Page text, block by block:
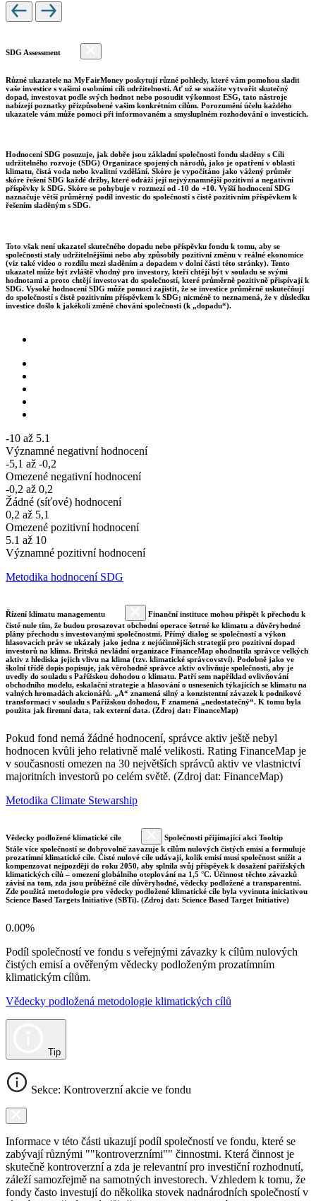
SDG Assessment
Různé ukazatele na MyFairMoney poskytují různé pohledy, které vám pomohou sladit
vaše investice s vašimi osobními cíli udržitelnosti. Ať už se snažíte vytvořit skutečný
dopad, investovat podle svých hodnot nebo posoudit výkonnost ESG, tato nástroje
nabízejí poznatky přizpůsobené vašim konkrétním cílům. Porozumění účelu každého
ukazatele vám může pomoci při informovaném a smysluplném rozhodování o investicích.
Hodnocení SDG posuzuje, jak dobře jsou základní společnosti fondu sladěny s Cíli
udržitelného rozvoje (SDG) Organizace spojených národů, jako je opatření v oblasti
klimatu, čistá voda nebo kvalitní vzdělání. Skóre je vypočítáno jako vážený průměr
skóre řešení SDG každé držby, které odráží její nejvýznamnější pozitivní a negativní
příspěvky k SDG. Skóre se pohybuje v rozmezí od -10 do +10. Vyšší hodnocení SDG
naznačuje větší průměrný podíl investic do společností s čistě pozitivním příspěvkem k
řešením sladěným s SDG.
Toto však není ukazatel skutečného dopadu nebo příspěvku fondu k tomu, aby se
společnosti staly udržitelnějšími nebo aby způsobily pozitivní změnu v reálné ekonomice
(viz také video o rozdílu mezi sladěním a dopadem v dolní části této stránky). Tento
ukazatel může být zvláště vhodný pro investory, kteří chtějí být v souladu se svými
hodnotami a proto chtějí investovat do společností, které průměrně pozitivně přispívají k
SDG. Vysoké hodnocení SDG může pomoci zajistit, že se investice průměrně uskutečňují
do společností s čistě pozitivním příspěvkem k SDG; nicméně to neznamená, že v důsledku
investice došlo k jakékoli změně chování společnosti (k „dopadu“).
-10 až 5.1
Významné negativní hodnocení
-5,1 až -0,2
Omezené negativní hodnocení
-0,2 až 0,2
Žádné (síťové) hodnocení
0,2 až 5,1
Omezené pozitivní hodnocení
5.1 až 10
Významné pozitivní hodnocení
Metodika hodnocení SDG
Řízení klimatu managementu
Finanční instituce mohou přispět k přechodu k
čisté nule tím, že budou prosazovat obchodní operace šetrné ke klimatu a důvěryhodné
plány přechodu s investovanými společnostmi. Přímý dialog se společností a výkon
hlasovacích práv se ukázaly jako jedna z nejúčinnějších strategií pro pozitivní dopad
investorů na klima. Britská nevládní organizace FinanceMap ohodnotila správce velkých
aktiv z hlediska jejich vlivu na klima (tzv. klimatické správcovství). Podobně jako ve
školní třídě dopis popisuje, jak věrohodně správce aktiv ovlivňuje společnosti, aby je
uvedly do souladu s Pařížskou dohodou o klimatu. Patří sem například ovlivňování
obchodního modelu, eskalační strategie a hlasování o usneseních týkajících se klimatu na
valných hromadách akcionářů. „A“ znamená silný a konzistentní závazek k podnikové
transformaci v souladu s Pařížskou dohodou, F znamená „nedostatečný“. K tomu byla
použita jak firemní data, tak externí data. (Zdroj dat: FinanceMap)
Pokud fond nemá žádné hodnocení, správce aktiv ještě nebyl
hodnocen kvůli jeho relativně malé velikosti. Rating FinanceMap je
v současnosti omezen na 30 největších správců aktiv ve vlastnictví
majoritních investorů po celém světě. (Zdroj dat: FinanceMap)
Metodika Climate Stewarship
Vědecky podložené klimatické cíle
Společnosti přijímající akci Tooltip
Stále více společností se dobrovolně zavazuje k cílům nulových čistých emisí a formuluje
prozatímní klimatické cíle. Čisté nulové cíle udávají, kolik emisí musí společnost snížit a
kompenzovat nejpozději do roku 2050, aby splnila svůj příspěvek k dosažení pařížských
klimatických cílů – omezení globálního oteplování na 1,5 °C. Účinnost těchto závazků
závisí na tom, zda jsou průběžné cíle důvěryhodné, vědecky podložené a transparentní.
Zde použitá metodologie pro vědecky podložené klimatické cíle byla vyvinuta iniciativou
Science Based Targets Initiative (SBTi). (Zdroj dat: Science Based Target Initiative)
0.00%
Podíl společností ve fondu s veřejnými závazky k cílům nulových
čistých emisí a ověřeným vědecky podloženým prozatímním
klimatickým cílům.
Vědecky podložená metodologie klimatických cílů
Tip
Sekce: Kontroverzní akcie ve fondu
Informace v této části ukazují podíl společností ve fondu, které se
zabývají různými ""kontroverzními"" činnostmi. Která činnost je
skutečně kontroverzní a zda je relevantní pro investiční rozhodnutí,
záleží samozřejmě na samotných investorech. Vzhledem k tomu, že
fondy často investují do několika stovek nadnárodních společností v